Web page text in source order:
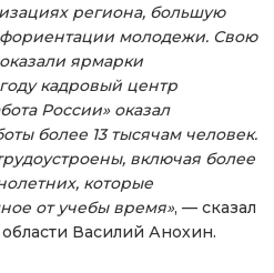
региона, большую
молодежи. Свою
ярмарки
кадровый центр
России» оказал
более 13 тысячам человек.
включая более
которые
от учебы время», — сказал
Василий Анохин.